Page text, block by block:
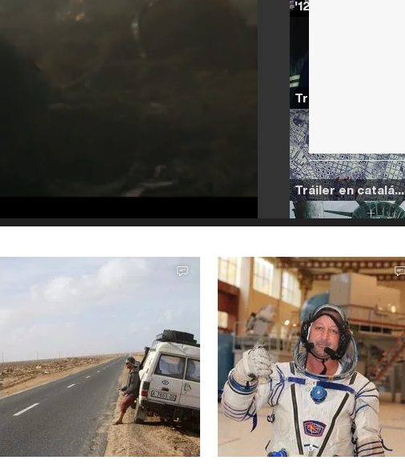
Tráiler en catalán de 'Ravalear', la nueva serie de HBO Max sobre los fondos buitre
Tráiler de la tercera temporada de 'The Walking Dead: Dead City' de AMC+
Canción ganadora de Eurovisión 2026: DARA con "Bangaranga" por Bulgaria